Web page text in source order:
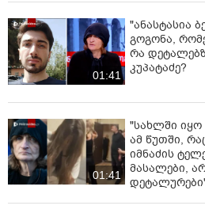
01:41
"ანასტასია
გოგონა,
რა
კუპატაძე?
01:41
"სახლში იყო
ამ წუთში,
იმნაძის
მასალები,